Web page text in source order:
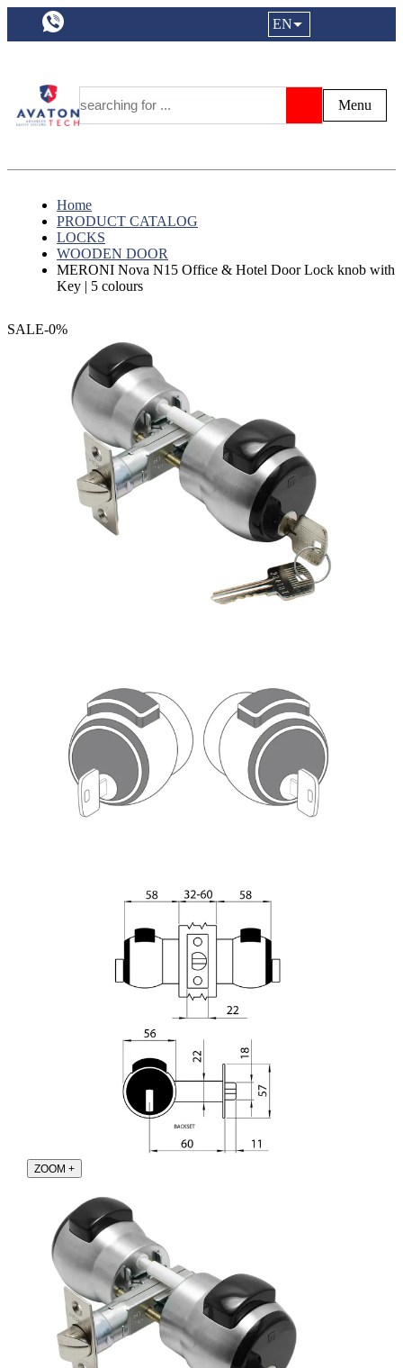
a11y.languageSelection:
EN
Menu
Search
Home
PRODUCT CATALOG
LOCKS
WOODEN DOOR
MERONI Nova N15 Office & Hotel Door Lock knob with
Key | 5 colours
SALE-0%
ZOOM +